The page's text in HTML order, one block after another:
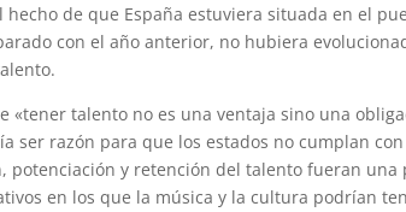
de que España estuviera situada en el
con el año anterior, no hubiera
«tener talento no es una ventaja sino una
ser razón para que los estados no cumplan
potenciación y retención del talento fueran una
en los que la música y la cultura podrían